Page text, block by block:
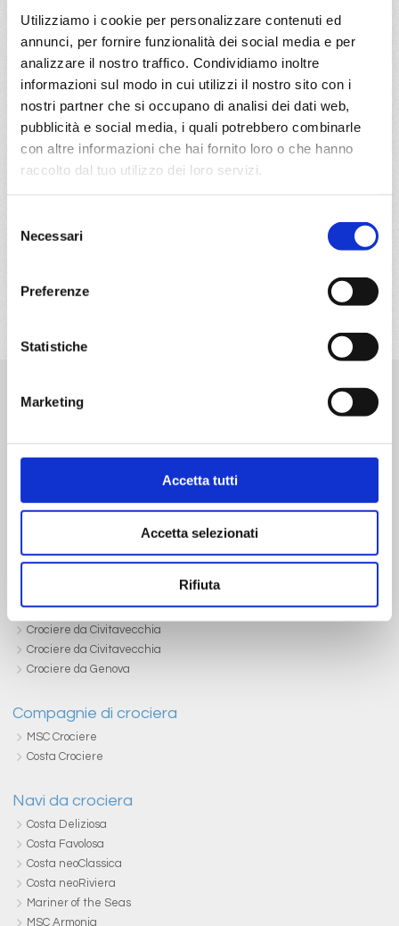
Utilizziamo i cookie per personalizzare contenuti ed
annunci, per fornire funzionalità dei social media e per
analizzare il nostro traffico. Condividiamo inoltre
informazioni sul modo in cui utilizzi il nostro sito con i
nostri partner che si occupano di analisi dei dati web,
pubblicità e social media, i quali potrebbero combinarle
con altre informazioni che hai fornito loro o che hanno
raccolto dal tuo utilizzo dei loro servizi.
delNecessari
Preferenze
Statistiche
Marketing
Accetta tutti
Accetta selezionati
Rifiuta
76 77 78 79 80 81 82
76 83
Caraibi
Mediterraneo
Transoceaniche
Crociere da Cagliari
Crociere da Civitavecchia
Crociere da Civitavecchia
Crociere da Genova
Compagnie di crociera
MSC Crociere
Costa Crociere
Navi da crociera
Costa Deliziosa
Costa Favolosa
Costa neoClassica
Costa neoRiviera
Mariner of the Seas
MSC Armonia